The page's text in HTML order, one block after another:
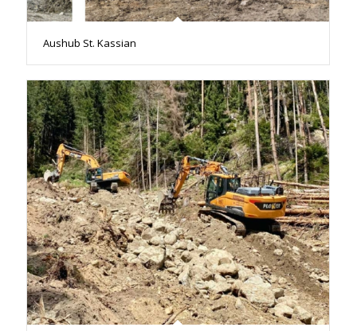
Aushub St. Kassian